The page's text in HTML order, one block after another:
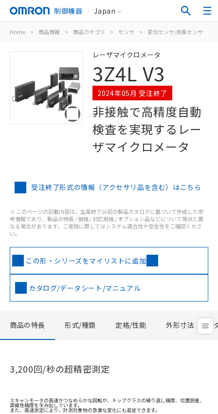
制御機器 Japan
Home > 商品情報 > 商品カテゴリ > センサ > 変位センサ/測長センサ
レーザマイクロメータ
3Z4L V3
2024年05月 受注終了
非接触で高精度自動
検査を実現するレー
ザマイクロメータ
受注終了形式の情報（アクセサリ品を含む）はこちら
※ このページの記載内容は、生産終了以前の製品カタログに基づいて作成した参
考情報であり、製品の特長 / 価格 / 対応規格 / オプション品などについて現状と異
なる場合があります。ご使用に際してはシステム適合性や安全性をご確認くださ
い。
この形・シリーズをマイリストに追加
カタログ/データシート/マニュアル
商品の特長 形式/種類 定格/性能 外形寸法
3,200回/秒の超精密測定
スキャンモータの高速かつなめらかな回転が、トップクラスの繰り返し精度、位置誤差、
直線性精度を生み出しています。
また、高速測定により、計測対象物の急激な変化にも追従できます。